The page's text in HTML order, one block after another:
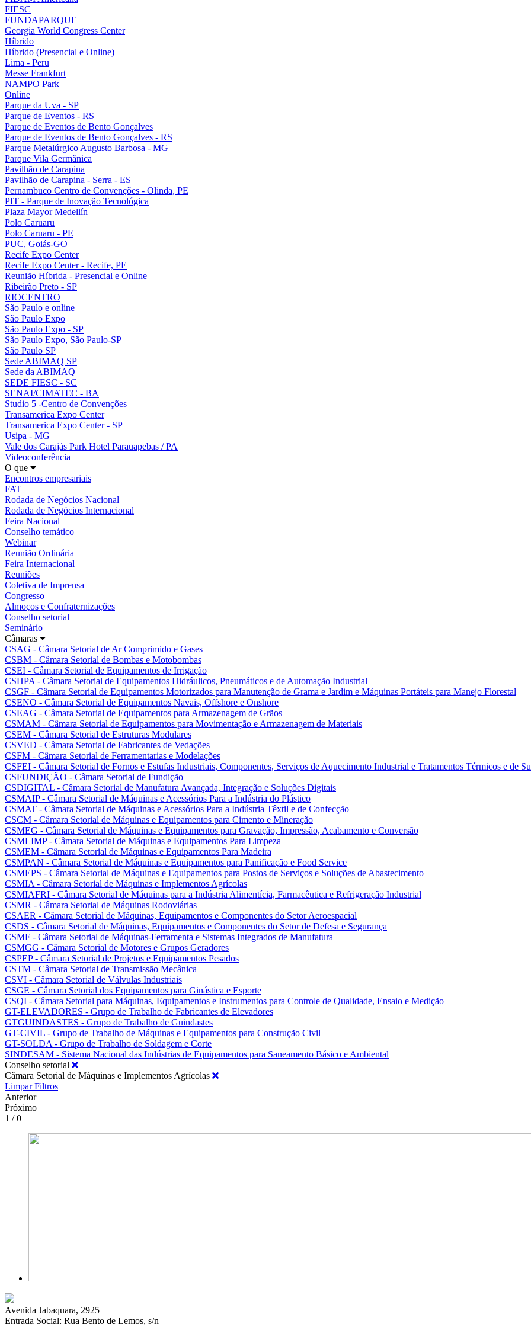
FIESC
FUNDAPARQUE
Georgia World Congress Center
Híbrido
Híbrido (Presencial e Online)
Lima - Peru
Messe Frankfurt
NAMPO Park
Online
Parque da Uva - SP
Parque de Eventos - RS
Parque de Eventos de Bento Gonçalves
Parque de Eventos de Bento Gonçalves - RS
Parque Metalúrgico Augusto Barbosa - MG
Parque Vila Germânica
Pavilhão de Carapina
Pavilhão de Carapina - Serra - ES
Pernambuco Centro de Convenções - Olinda, PE
PIT - Parque de Inovação Tecnológica
Plaza Mayor Medellín
Polo Caruaru
Polo Caruaru - PE
PUC, Goiás-GO
Recife Expo Center
Recife Expo Center - Recife, PE
Reunião Híbrida - Presencial e Online
Ribeirão Preto - SP
RIOCENTRO
São Paulo e online
São Paulo Expo
São Paulo Expo - SP
São Paulo Expo, São Paulo-SP
São Paulo SP
Sede ABIMAQ SP
Sede da ABIMAQ
SEDE FIESC - SC
SENAI/CIMATEC - BA
Studio 5 -Centro de Convenções
Transamerica Expo Center
Transamerica Expo Center - SP
Usipa - MG
Vale dos Carajás Park Hotel Parauapebas / PA
Videoconferência
O que
Encontros empresariais
FAT
Rodada de Negócios Nacional
Rodada de Negócios Internacional
Feira Nacional
Conselho temático
Webinar
Reunião Ordinária
Feira Internacional
Reuniões
Coletiva de Imprensa
Congresso
Almoços e Confraternizações
Conselho setorial
Seminário
Câmaras
CSAG - Câmara Setorial de Ar Comprimido e Gases
CSBM - Câmara Setorial de Bombas e Motobombas
CSEI - Câmara Setorial de Equipamentos de Irrigação
CSHPA - Câmara Setorial de Equipamentos Hidráulicos, Pneumáticos e de Automação Industrial
CSGF - Câmara Setorial de Equipamentos Motorizados para Manutenção de Grama e Jardim e Máquinas Portáteis para Manejo Florestal
CSENO - Câmara Setorial de Equipamentos Navais, Offshore e Onshore
CSEAG - Câmara Setorial de Equipamentos para Armazenagem de Grãos
CSMAM - Câmara Setorial de Equipamentos para Movimentação e Armazenagem de Materiais
CSEM - Câmara Setorial de Estruturas Modulares
CSVED - Câmara Setorial de Fabricantes de Vedações
CSFM - Câmara Setorial de Ferramentarias e Modelações
CSFEI - Câmara Setorial de Fornos e Estufas Industriais, Componentes, Serviços de Aquecimento Industrial e Tratamentos Térmicos e de
CSFUNDIÇÃO - Câmara Setorial de Fundição
CSDIGITAL - Câmara Setorial de Manufatura Avançada, Integração e Soluções Digitais
CSMAIP - Câmara Setorial de Máquinas e Acessórios Para a Indústria do Plástico
CSMAT - Câmara Setorial de Máquinas e Acessórios Para a Indústria Têxtil e de Confecção
CSCM - Câmara Setorial de Máquinas e Equipamentos para Cimento e Mineração
CSMEG - Câmara Setorial de Máquinas e Equipamentos para Gravação, Impressão, Acabamento e Conversão
CSMLIMP - Câmara Setorial de Máquinas e Equipamentos Para Limpeza
CSMEM - Câmara Setorial de Máquinas e Equipamentos Para Madeira
CSMPAN - Câmara Setorial de Máquinas e Equipamentos para Panificação e Food Service
CSMEPS - Câmara Setorial de Máquinas e Equipamentos para Postos de Serviços e Soluções de Abastecimento
CSMIA - Câmara Setorial de Máquinas e Implementos Agrícolas
CSMIAFRI - Câmara Setorial de Máquinas para a Indústria Alimentícia, Farmacêutica e Refrigeração Industrial
CSMR - Câmara Setorial de Máquinas Rodoviárias
CSAER - Câmara Setorial de Máquinas, Equipamentos e Componentes do Setor Aeroespacial
CSDS - Câmara Setorial de Máquinas, Equipamentos e Componentes do Setor de Defesa e Segurança
CSMF - Câmara Setorial de Máquinas-Ferramenta e Sistemas Integrados de Manufatura
CSMGG - Câmara Setorial de Motores e Grupos Geradores
CSPEP - Câmara Setorial de Projetos e Equipamentos Pesados
CSTM - Câmara Setorial de Transmissão Mecânica
CSVI - Câmara Setorial de Válvulas Industriais
CSGE - Câmara Setorial dos Equipamentos para Ginástica e Esporte
CSQI - Câmara Setorial para Máquinas, Equipamentos e Instrumentos para Controle de Qualidade, Ensaio e Medição
GT-ELEVADORES - Grupo de Trabalho de Fabricantes de Elevadores
GTGUINDASTES - Grupo de Trabalho de Guindastes
GT-CIVIL - Grupo de Trabalho de Máquinas e Equipamentos para Construção Civil
GT-SOLDA - Grupo de Trabalho de Soldagem e Corte
SINDESAM - Sistema Nacional das Indústrias de Equipamentos para Saneamento Básico e Ambiental
Conselho setorial
Câmara Setorial de Máquinas e Implementos Agrícolas
Limpar Filtros
Anterior
Próximo
1 / 0
Avenida Jabaquara, 2925
Entrada Social: Rua Bento de Lemos, s/n